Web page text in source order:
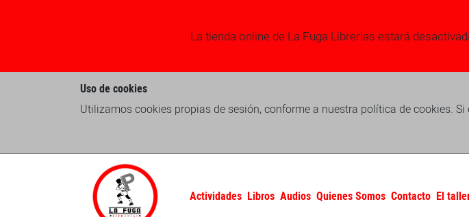
La tienda online de La Fuga Librerias estará
Uso de cookies
Utilizamos cookies propias de sesión, conforme a nuestra política de cookies.
Actividades Libros Audios Quienes Somos Contacto El